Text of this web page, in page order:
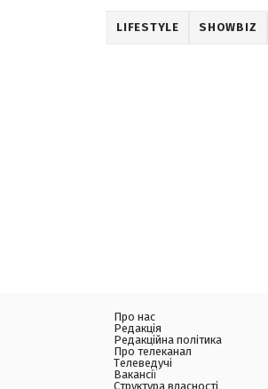
LIFESTYLE SHOWBIZ
Про нас
Редакція
Редакційна політика
Про телеканал
Телеведучі
Вакансії
Структура власності